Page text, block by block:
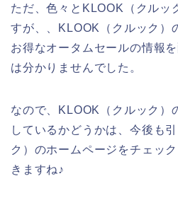
ただ、色々とKLOOK（クルッ
すが、、KLOOK（クルック）
お得なオータムセールの情報
は分かりませんでした。
なので、KLOOK（クルック）
しているかどうかは、今後も
ク）のホームページをチェッ
きますね♪